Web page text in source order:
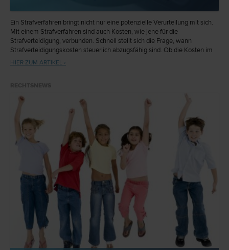
Ein Strafverfahren bringt nicht nur eine potenzielle Verurteilung mit sich.
Mit einem Strafverfahren sind auch Kosten, wie jene für die
Strafverteidigung, verbunden. Schnell stellt sich die Frage, wann
Strafverteidigungskosten steuerlich abzugsfähig sind. Ob die Kosten im
Zusammenhang mit einer Verteidigung wirklich abgesetzt werden
HIER ZUM ARTIKEL ›